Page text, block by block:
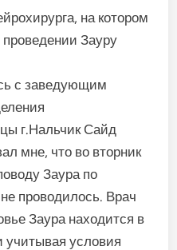
на котором
Зауру
с заведующим
г.Нальчик Сайд
мне, что во вторник
Заура по
проводилось. Врач
Заура находится в
учитывая условия